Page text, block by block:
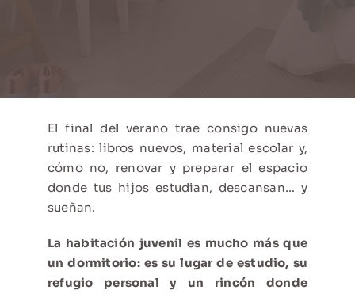
El final del verano trae consigo nuevas
rutinas: libros nuevos, material escolar y,
cómo no, renovar y preparar el espacio
donde tus hijos estudian, descansan… y
sueñan.
La habitación juvenil es mucho más que
un dormitorio: es su lugar de estudio, su
refugio personal y un rincón donde